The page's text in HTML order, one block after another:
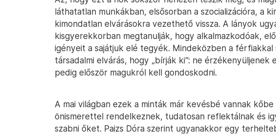
láthatatlan munkákban, elsősorban a szocializációra, a
kimondatlan elvárásokra vezethető vissza. A lányok
kisgyerekkorban megtanulják, hogy alkalmazkodóak,
igényeit a sajátjuk elé tegyék. Mindeközben a férfiakkal
társadalmi elvárás, hogy „bírják ki”: ne érzékenyüljenek
pedig először magukról kell gondoskodni.
A mai világban ezek a minták már kevésbé vannak
önismerettel rendelkeznek, tudatosan reflektálnak és
szabni őket. Paizs Dóra szerint ugyanakkor egy